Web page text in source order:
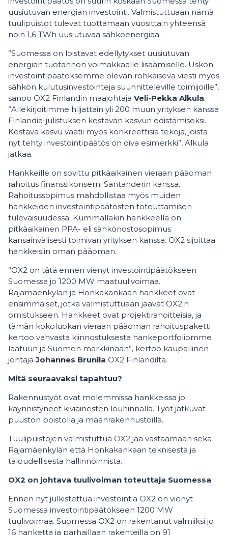
uusiutuvan energian investointi. Valmistuttuaan nämä
tuulipuistot tulevat tuottamaan vuosittain yhteensä
noin 1,6 TWh uusiutuvaa sähköenergiaa.
”Suomessa on loistavat edellytykset uusiutuvan
energian tuotannon voimakkaalle lisäämiselle. Uskon
investointipäätöksemme olevan rohkaiseva viesti myös
sähkön kulutusinvestointeja suunnitteleville toimijoille”,
sanoo OX2 Finlandin maajohtaja Veli-Pekka Alkula.
”Allekirjoitimme hiljattain yli 200 muun yrityksen kanssa
Finlandia-julistuksen kestävän kasvun edistämiseksi.
Kestävä kasvu vaatii myös konkreettisia tekoja, joista
nyt tehty investointipäätös on oiva esimerkki”, Alkula
jatkaa.
Hankkeille on sovittu pitkäaikainen vieraan pääoman
rahoitus finanssikonserni Santanderin kanssa.
Rahoitussopimus mahdollistaa myös muiden
hankkeiden investointipäätösten toteuttamisen
tulevaisuudessa. Kummallakin hankkeella on
pitkäaikainen PPA- eli sähkönostosopimus
kansainvälisesti toimivan yrityksen kanssa. OX2 sijoittaa
hankkeisiin oman pääoman.
”OX2 on tätä ennen vienyt investointipäätökseen
Suomessa jo 1200 MW maatuulivoimaa.
Rajamäenkylän ja Honkakankaan hankkeet ovat
ensimmäiset, jotka valmistuttuaan jäävät OX2:n
omistukseen. Hankkeet ovat projektirahoitteisia, ja
tämän kokoluokan vieraan pääoman rahoituspaketti
kertoo vahvasta kiinnostuksesta hankeportfoliomme
laatuun ja Suomen markkinaan”, kertoo kaupallinen
johtajaJohannes Brunila OX2 Finlandilta.
Mitä seuraavaksi tapahtuu?
Rakennustyöt ovat molemmissa hankkeissa jo
käynnistyneet kiviainesten louhinnalla. Työt jatkuvat
puuston poistolla ja maanrakennustöillä.
Tuulipuistojen valmistuttua OX2 jää vastaamaan sekä
Rajamäenkylän että Honkakankaan teknisestä ja
taloudellisesta hallinnoinnista.
OX2 on johtava tuulivoiman toteuttaja Suomessa
Ennen nyt julkistettua investointia OX2 on vienyt
Suomessa investointipäätökseen 1200 MW
tuulivoimaa. Suomessa OX2 on rakentanut valmiiksi jo
16 hanketta ja parhaillaan rakenteilla on 91